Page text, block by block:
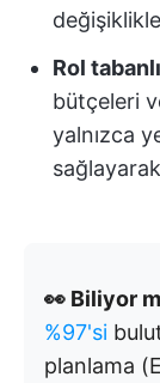
Rol
bütçeleri
yalnızca
👀 Biliyor
%97'si
planlama